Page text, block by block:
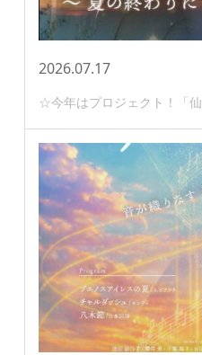
2026.07.17
☆今年はプロジェクト！「